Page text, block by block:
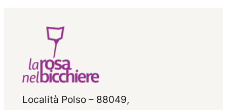
Località Polso – 88049,